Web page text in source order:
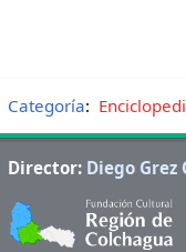
Categoría:
Director: Diego Grez